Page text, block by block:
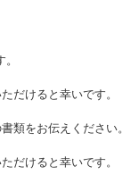
だけると幸いです。
類をお伝えください。
だけると幸いです。